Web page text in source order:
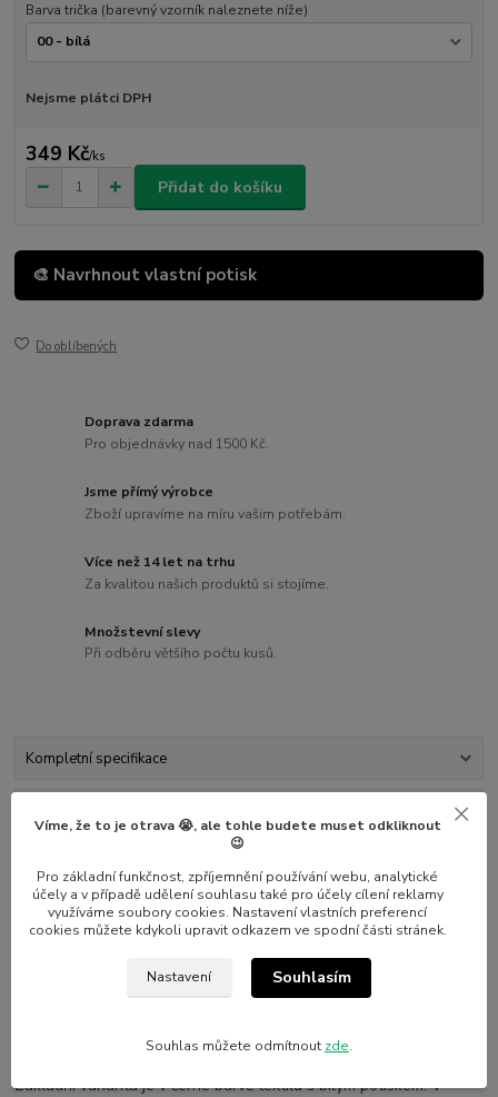
Barva trička (barevný vzorník naleznete níže)
Nejsme plátci DPH
349 Kč/ks
Přidat do košíku
🎨 Navrhnout vlastní potisk
Do oblíbených
Doprava zdarma
Pro objednávky nad 1500 Kč.
Jsme přímý výrobce
Zboží upravíme na míru vašim potřebám.
Více než 14 let na trhu
Za kvalitou našich produktů si stojíme.
Množstevní slevy
Při odběru většího počtu kusů.
Kompletní specifikace
Komentáře 0
Kompletní specifikace
přestat myslet na to, co se momentálně děje a ... však víte :)
Základní varianta je v černé barvě textilu s bílým potiskem. V
Víme, že to je otrava 😭, ale tohle budete muset odkliknout
😉
Pro základní funkčnost, zpříjemnění používání webu, analytické
účely a v případě udělení souhlasu také pro účely cílení reklamy
využíváme soubory cookies. Nastavení vlastních preferencí
cookies můžete kdykoli upravit odkazem ve spodní části stránek.
Nastavení Souhlasím
Souhlas můžete odmítnout zde.